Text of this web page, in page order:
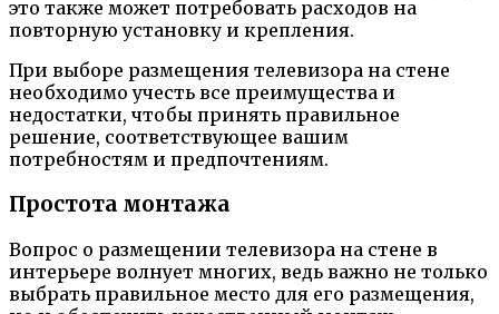
это также может потребовать расходов на
повторную установку и крепления.
При выборе размещения телевизора на стене
необходимо учесть все преимущества и
недостатки, чтобы принять правильное
решение, соответствующее вашим
потребностям и предпочтениям.
Простота монтажа
Вопрос о размещении телевизора на стене в
интерьере волнует многих, ведь важно не только
выбрать правильное место для его размещения,